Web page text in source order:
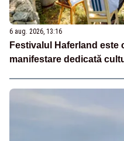
6 aug. 2026, 13:16
Festivalul Haferland este
manifestare dedicată